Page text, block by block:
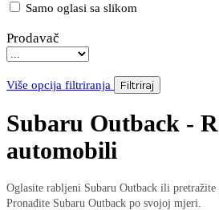
Samo oglasi sa slikom
Prodavač
Više opcija filtriranja Filtriraj
Subaru Outback -
automobili
Oglasite rabljeni Subaru Outback ili pretražite
Pronađite Subaru Outback po svojoj mjeri.